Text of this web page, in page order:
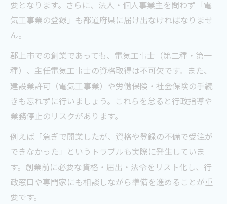
要となります。さらに、法人・個人事業主を問わず「電
気工事業の登録」も都道府県に届け出なければなりませ
ん。
郡上市での創業であっても、電気工事士（第二種・第一
種）、主任電気工事士の資格取得は不可欠です。また、
建設業許可（電気工事業）や労働保険・社会保険の手続
きも忘れずに行いましょう。これらを怠ると行政指導や
業務停止のリスクがあります。
例えば「急ぎで開業したが、資格や登録の不備で受注が
できなかった」というトラブルも実際に発生していま
す。創業前に必要な資格・届出・法令をリスト化し、行
政窓口や専門家にも相談しながら準備を進めることが重
要です。